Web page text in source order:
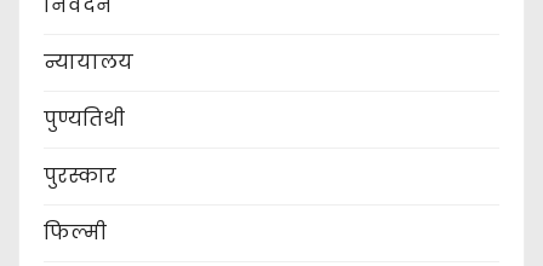
न्यायालय
पुण्यतिथी
पुरस्कार
फिल्मी